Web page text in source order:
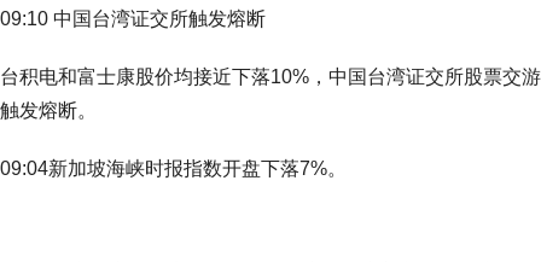
09:10 中国台湾证交所触发熔断
台积电和富士康股价均接近下落10%，中国台湾证交所股票交游
触发熔断。
09:04新加坡海峡时报指数开盘下落7%。